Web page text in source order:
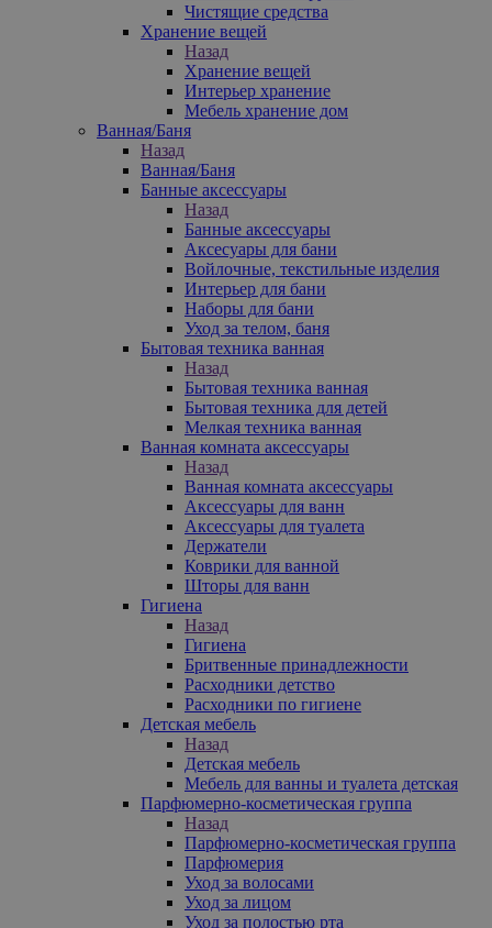
Чистящие средства
Хранение вещей
Назад
Хранение вещей
Интерьер хранение
Мебель хранение дом
Ванная/Баня
Назад
Ванная/Баня
Банные аксессуары
Назад
Банные аксессуары
Аксесуары для бани
Войлочные, текстильные изделия
Интерьер для бани
Наборы для бани
Уход за телом, баня
Бытовая техника ванная
Назад
Бытовая техника ванная
Бытовая техника для детей
Мелкая техника ванная
Ванная комната аксессуары
Назад
Ванная комната аксессуары
Аксессуары для ванн
Аксессуары для туалета
Держатели
Коврики для ванной
Шторы для ванн
Гигиена
Назад
Гигиена
Бритвенные принадлежности
Расходники детство
Расходники по гигиене
Детская мебель
Назад
Детская мебель
Мебель для ванны и туалета детская
Парфюмерно-косметическая группа
Назад
Парфюмерно-косметическая группа
Парфюмерия
Уход за волосами
Уход за лицом
Уход за полостью рта